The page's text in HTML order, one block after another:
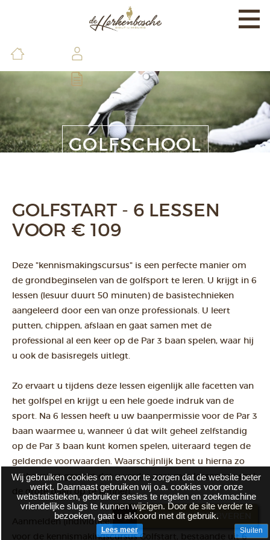
Wij gebruiken cookies om ervoor te zorgen dat de website beter
werkt. Daarnaast gebruiken wij o.a. cookies voor onze
webstatistieken, gebruiker sesies te regelen en zoekmachine
vriendelijke slugs te kunnen wijzigen. Door de site verder te
bezoeken, gaat u akkoord met dit gebruik.
Lees meer Sluiten
EXPERIENCE
BANEN & LAND
BRASSERIE & FACILITEITEN
DE GOLFSCHOOLGOLFSCHOOL
GOLFSTART - 6 LESSEN
VOOR € 109
Deze "kennismakingscursus" is een perfecte manier om
de grondbeginselen van de golfsport te leren. U krijgt in 6
lessen (lesuur duurt 50 minuten) de basistechnieken
aangeleerd door een van onze professionals. U leert
putten, chippen, afslaan en gaat samen met de
professional al een keer op de Par 3 baan spelen, waar hij
u ook de basisregels uitlegt.
Zo ervaart u tijdens deze lessen eigenlijk alle facetten van
het golfspel en krijgt u een hele goede indruk van de
sport. Na 6 lessen heeft u uw baanpermissie voor de Par 3
baan waarmee u, wanneer ú dat wilt geheel zelfstandig
op de Par 3 baan kunt komen spelen, uiteraard tegen de
geldende voorwaarden. Waarschijnlijk bent u hierna zo
enthousiast geraakt dat u verder gaat met lessen om snel
de grote baan op te kunnen.
Aanmelden (individueel of met meer geïnteresseerden)
voor de kennismakingscursus Golfstart, bestaande uit 6
BRASSERIE RESERVEREN